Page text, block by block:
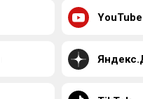
YouTube